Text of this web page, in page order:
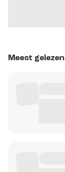
Meest gelezen